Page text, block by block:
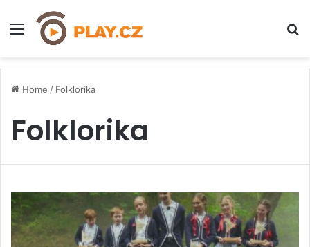
Menu
Home / Folklorika
Folklorika